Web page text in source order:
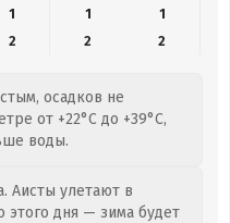
1 1
1
2 2 2
осадков не
от +22°C до +39°C,
воды.
Аисты улетают в
этого дня — зима будет